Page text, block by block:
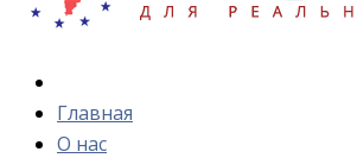
Главная
О нас